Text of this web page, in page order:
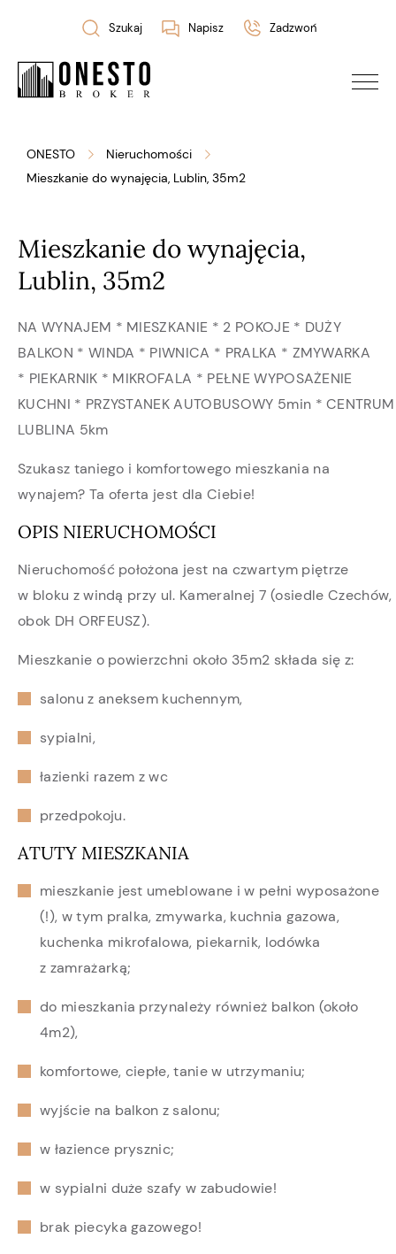
Szukaj Napisz Zadzwoń
ONESTO
Nieruchomości
Mieszkanie do wynajęcia, Lublin, 35m2
Mieszkanie do wynajęcia,
Lublin, 35m2
NA WYNAJEM * MIESZKANIE * 2 POKOJE * DUŻY
BALKON * WINDA * PIWNICA * PRALKA * ZMYWARKA
* PIEKARNIK * MIKROFALA * PEŁNE WYPOSAŻENIE
KUCHNI * PRZYSTANEK AUTOBUSOWY 5min * CENTRUM
LUBLINA 5km
Szukasz taniego i komfortowego mieszkania na
wynajem? Ta oferta jest dla Ciebie!
OPIS NIERUCHOMOŚCI
Nieruchomość położona jest na czwartym piętrze
w bloku z windą przy ul. Kameralnej 7 (osiedle Czechów,
obok DH ORFEUSZ).
Mieszkanie o powierzchni około 35m2 składa się z:
salonu z aneksem kuchennym,
sypialni,
łazienki razem z wc
przedpokoju.
ATUTY MIESZKANIA
mieszkanie jest umeblowane i w pełni wyposażone
(!), w tym pralka, zmywarka, kuchnia gazowa,
kuchenka mikrofalowa, piekarnik, lodówka
z zamrażarką;
do mieszkania przynależy również balkon (około
4m2),
komfortowe, ciepłe, tanie w utrzymaniu;
wyjście na balkon z salonu;
w łazience prysznic;
w sypialni duże szafy w zabudowie!
brak piecyka gazowego!